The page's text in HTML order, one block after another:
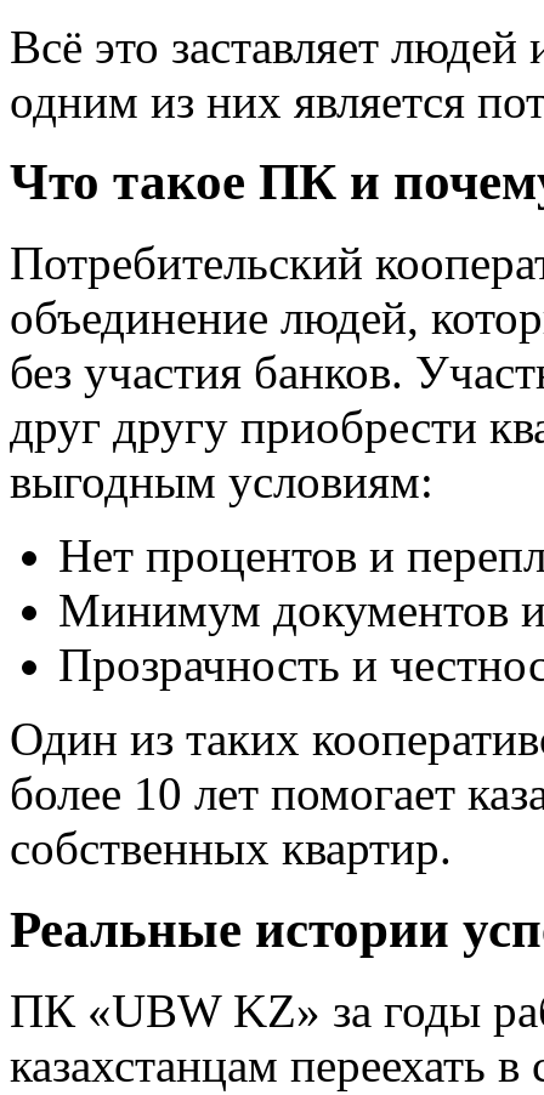
Всё это заставляет
одним из них является
Что такое ПК и
Потребительский
объединение людей,
без участия банков.
друг другу приобрести
выгодным условиям:
Нет процентов и
Минимум документов и
Прозрачность и
Один из таких
более 10 лет помогает
собственных квартир.
Реальные истории
ПК «UBW KZ» за годы
казахстанцам переехать